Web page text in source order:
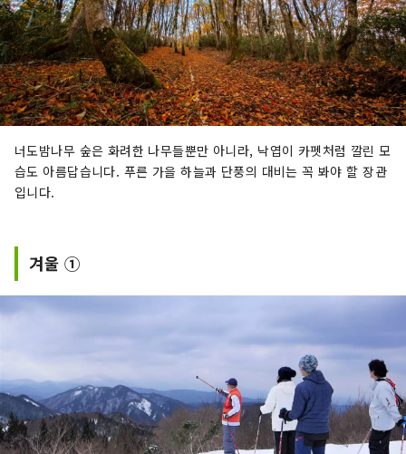
너도밤나무 숲은 화려한 나무들뿐만 아니라, 낙엽이 카펫처럼 깔린 모
습도 아름답습니다. 푸른 가을 하늘과 단풍의 대비는 꼭 봐야 할 장관
입니다.
겨울 ①